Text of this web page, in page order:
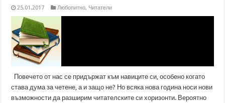
25.01.2017 Любопитно, Читатели
Повечето от нас се придържат към навиците си, особено когато
става дума за четене, а и защо не? Но всяка нова година носи нови
възможности да разширим читателските си хоризонти. Вероятно